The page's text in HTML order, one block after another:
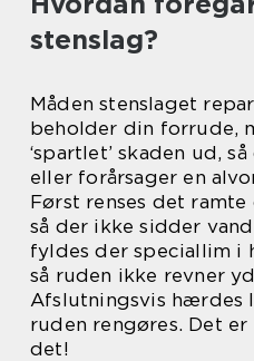
stenslag?
Måden stenslaget
beholder din forrude,
‘spartlet’ skaden ud,
eller forårsager en
Først renses det
så der ikke sidder
fyldes der speciallim i
så ruden ikke revner
Afslutningsvis hærdes
ruden rengøres. Det er
det!